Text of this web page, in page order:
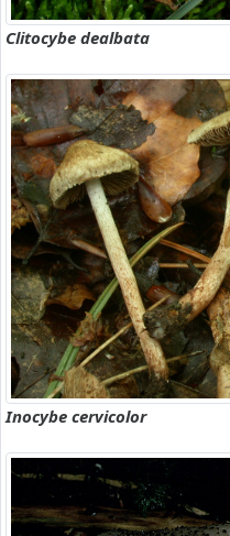
Clitocybe dealbata
Inocybe cervicolor